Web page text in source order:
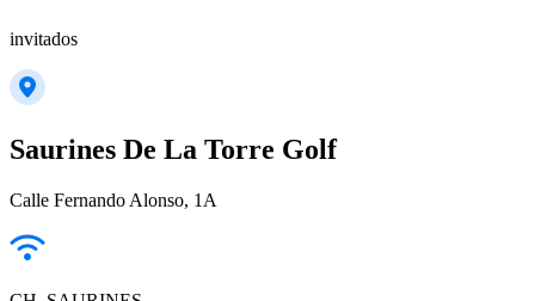
invitados
Saurines De La Torre Golf
Calle Fernando Alonso, 1A